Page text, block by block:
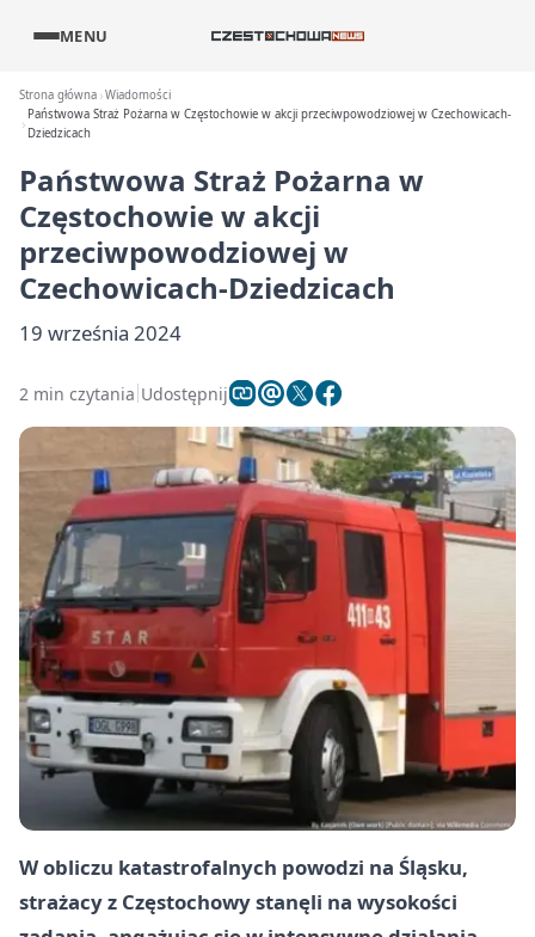
MENU
Strona główna Wiadomości
Państwowa Straż Pożarna w Częstochowie w akcji przeciwpowodziowej w Czechowicach-
Dziedzicach
Państwowa Straż Pożarna w
Częstochowie w akcji
przeciwpowodziowej w
Czechowicach-Dziedzicach
19 września 2024
2 min czytania Udostępnij
W obliczu katastrofalnych powodzi na Śląsku,
strażacy z Częstochowy stanęli na wysokości